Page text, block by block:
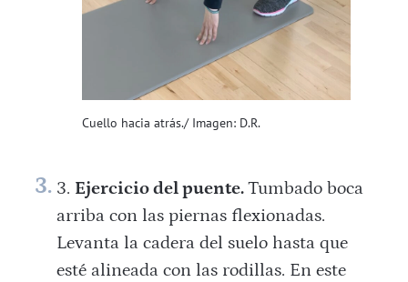
Cuello hacia atrás./ Imagen: D.R.
Ejercicio del puente.Tumbado boca
arriba con las piernas flexionadas.
Levanta la cadera del suelo hasta que
esté alineada con las rodillas. En este